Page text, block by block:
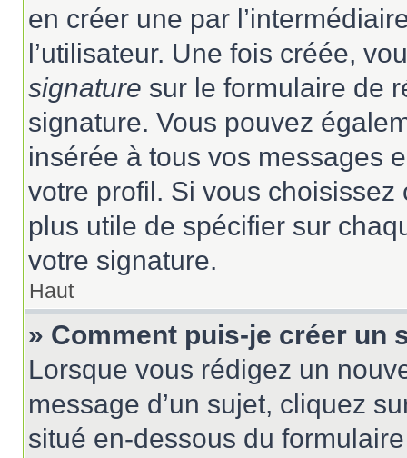
en créer une par
l’utilisateur. Une fois créée,
signature sur le formulaire de
signature. Vous pouvez
insérée à tous vos messages
votre profil. Si vous
plus utile de spécifier sur
votre signature.
Haut
» Comment puis-je créer un
Lorsque vous rédigez un
message d’un sujet, cliquez
situé en-dessous du